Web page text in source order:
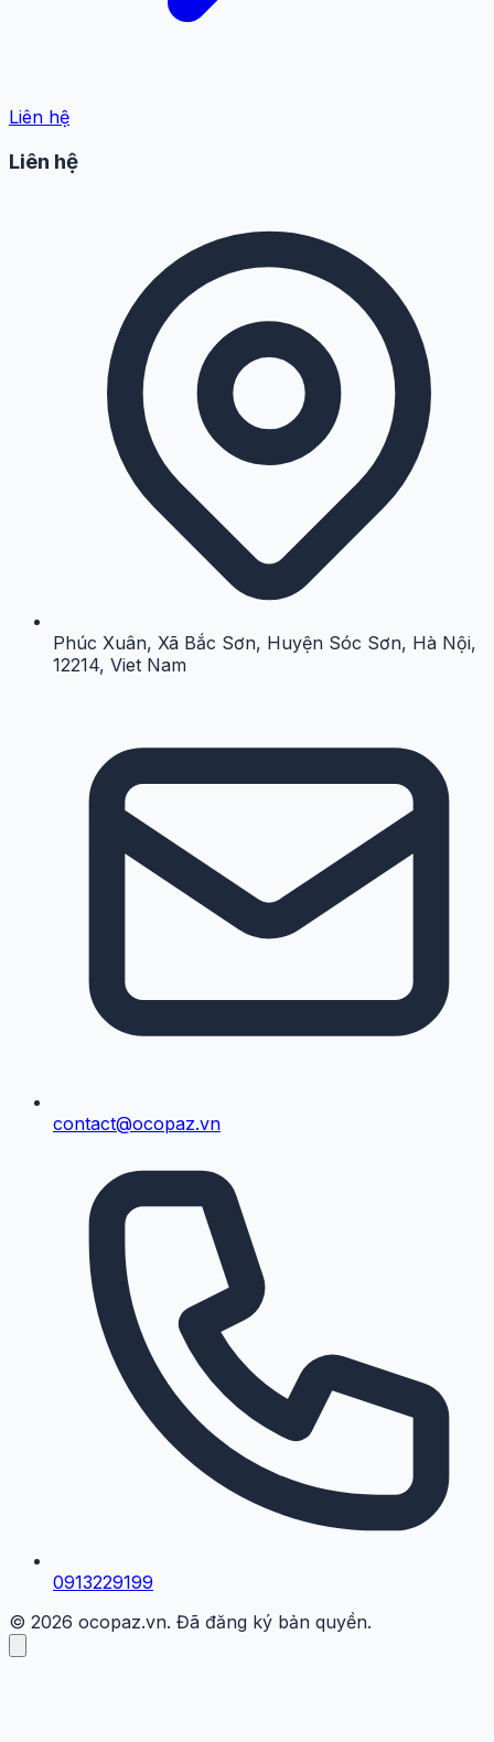
Liên hệ
Liên hệ
Phúc Xuân, Xã Bắc Sơn, Huyện Sóc Sơn, Hà Nội,
12214, Viet Nam
contact@ocopaz.vn
0913229199
© 2026 ocopaz.vn. Đã đăng ký bản quyền.